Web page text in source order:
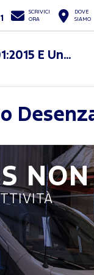
SCRIVICI
ORA
DOVE
SIAMO
Fioletti Spa Certificata Iso 9001:2015 E Uni Pdr 125:2022